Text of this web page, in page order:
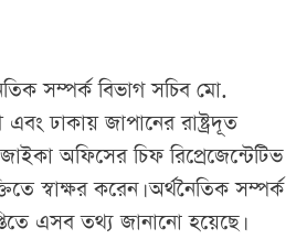
সম্পর্ক বিভাগ সচিব মো.
এবং ঢাকায় জাপানের রাষ্ট্রদূত
অফিসের চিফ রিপ্রেজেন্টেটিভ
স্বাক্ষর করেন। অর্থনৈতিক সম্পর্ক
এসব তথ্য জানানো হয়েছে।